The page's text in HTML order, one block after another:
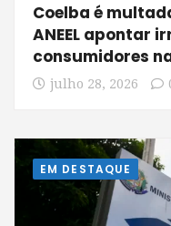
Coelba é
ANEEL apontar
consumidores
julho 28, 2026
EM DESTAQUE